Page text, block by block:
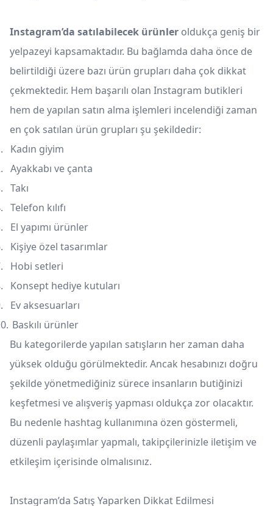
Instagram’da satılabilecek ürünler oldukça geniş bir
yelpazeyi kapsamaktadır. Bu bağlamda daha önce de
belirtildiği üzere bazı ürün grupları daha çok dikkat
çekmektedir. Hem başarılı olan Instagram butikleri
hem de yapılan satın alma işlemleri incelendiği zaman
en çok satılan ürün grupları şu şekildedir:
Kadın giyim
Ayakkabı ve çanta
Takı
Telefon kılıfı
El yapımı ürünler
Kişiye özel tasarımlar
Hobi setleri
Konsept hediye kutuları
Ev aksesuarları
Baskılı ürünler
Bu kategorilerde yapılan satışların her zaman daha
yüksek olduğu görülmektedir. Ancak hesabınızı doğru
şekilde yönetmediğiniz sürece insanların butiğinizi
keşfetmesi ve alışveriş yapması oldukça zor olacaktır.
Bu nedenle hashtag kullanımına özen göstermeli,
düzenli paylaşımlar yapmalı, takipçilerinizle iletişim ve
etkileşim içerisinde olmalısınız.
Instagram’da Satış Yaparken Dikkat Edilmesi